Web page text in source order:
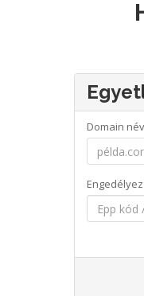
Domain név